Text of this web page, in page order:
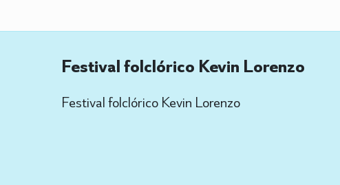
Festival folclórico Kevin Lorenzo
Festival folclórico Kevin Lorenzo